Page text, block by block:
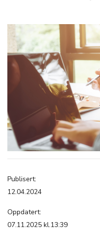
Publisert:
12.04.2024
Oppdatert:
07.11.2025 kl.13:39